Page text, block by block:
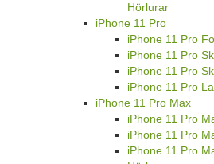
Hörlurar
iPhone 11 Pro
iPhone 11 Pro
iPhone 11 Pro
iPhone 11 Pro
iPhone 11 Pro
iPhone 11 Pro Max
iPhone 11 Pro
iPhone 11 Pro
iPhone 11 Pro